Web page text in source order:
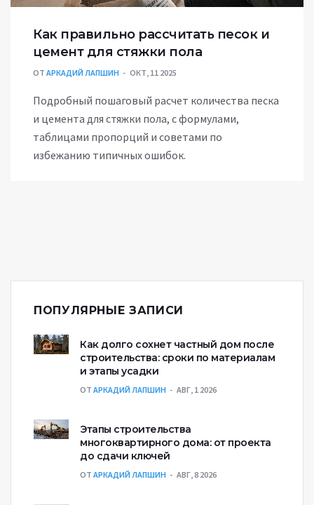
Как правильно рассчитать песок и
цемент для стяжки пола
ОТ АРКАДИЙ ЛАПШИН ОКТ, 11 2025
Подробный пошаговый расчет количества песка
и цемента для стяжки пола, с формулами,
таблицами пропорций и советами по
избежанию типичных ошибок.
ПОПУЛЯРНЫЕ ЗАПИСИ
Как долго сохнет частный дом после
строительства: сроки по материалам
и этапы усадки
ОТ АРКАДИЙ ЛАПШИН АВГ, 1 2026
Этапы строительства
многоквартирного дома: от проекта
до сдачи ключей
ОТ АРКАДИЙ ЛАПШИН АВГ, 8 2026